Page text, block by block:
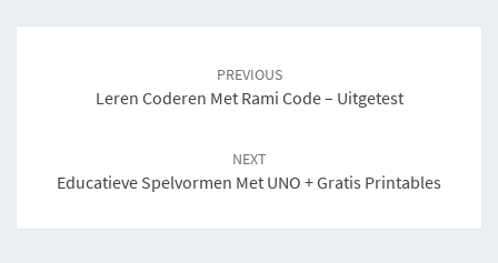
PREVIOUS
Leren Coderen Met Rami Code – Uitgetest
NEXT
Educatieve Spelvormen Met UNO + Gratis Printables